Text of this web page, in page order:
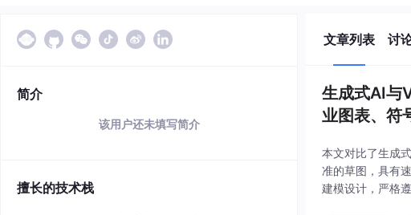
简介
该用户还未填写简介
擅长的技术栈
文章列表 讨
生成式AI与
业图表、符
本文对比了生成
准的草图，具有
建模设计，严格